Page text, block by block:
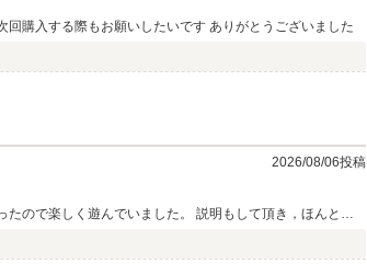
とても丁寧な対応で納車までのスピードも早く大変満足しています 色々わからない点も丁寧に説明していただきました 次回購入する際もお願いしたいです ありがとうございました
2026/08/06投稿
ので楽しく遊んでいました。 説明もして頂き，ほんとあ